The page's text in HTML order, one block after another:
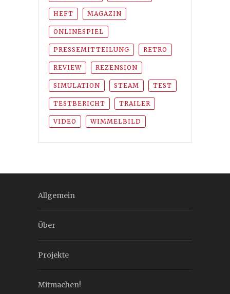
HEFT MAGAZIN
ONLINESPIEL
PRESSEMITTEILUNG RETRO
REVIEW REZENSION
SIMULATION STEAM TEST
TESTBERICHT TRAILER
VIDEO WIMMELBILD
Allgemein
Über
Projekte
Mitmachen!